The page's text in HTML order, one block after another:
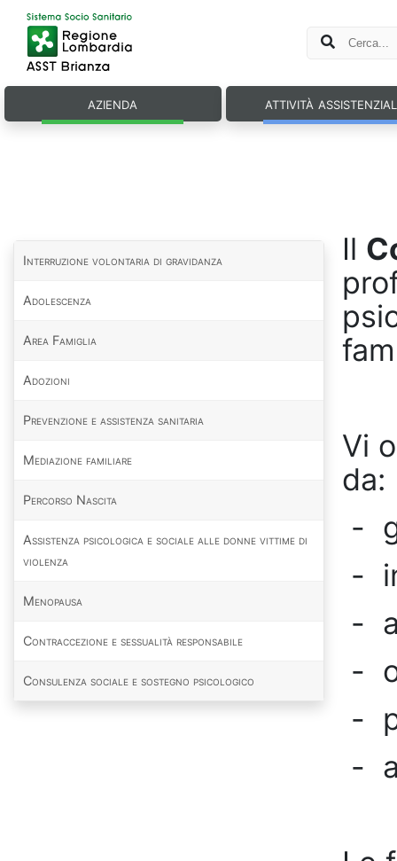
azienda attività
Interruzione volontaria di gravidanza
Adolescenza
Area Famiglia
Adozioni
Prevenzione e assistenza sanitaria
Mediazione familiare
Percorso Nascita
Assistenza psicologica e sociale alle donne vittime di
violenza
Menopausa
Contraccezione e sessualità responsabile
Consulenza sociale e sostegno psicologico
Il
Vi
da:
-
-
-
-
-
-